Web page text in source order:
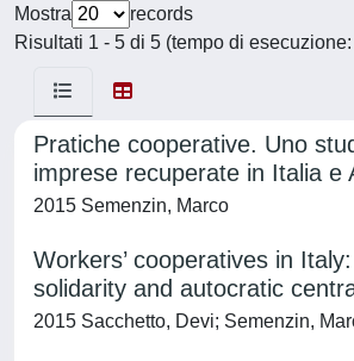
Mostra
records
Risultati 1 - 5 di 5 (tempo di
Pratiche cooperative. Uno
imprese recuperate in Italia e
2015 Semenzin, Marco
Workers’ cooperatives in
solidarity and autocratic
2015 Sacchetto, Devi; Semenzin,